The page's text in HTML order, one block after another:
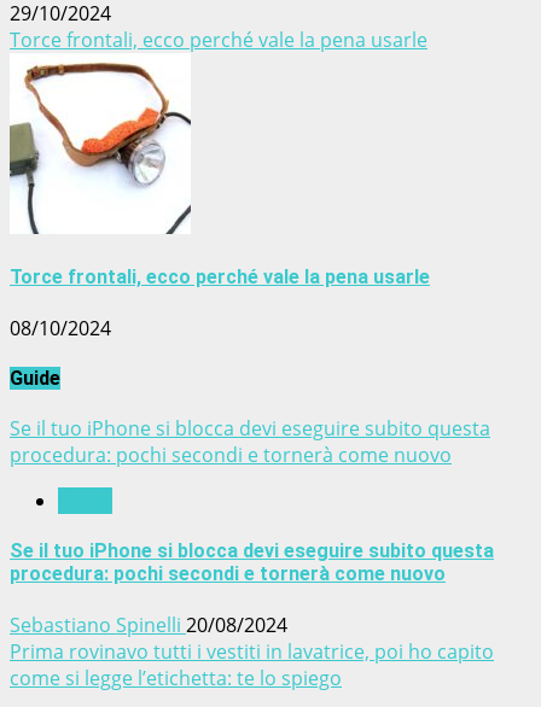
29/10/2024
Torce frontali, ecco perché vale la pena usarle
Torce frontali, ecco perché vale la pena usarle
08/10/2024
Guide
Se il tuo iPhone si blocca devi eseguire subito questa
procedura: pochi secondi e tornerà come nuovo
Se il tuo iPhone si blocca devi eseguire subito questa
procedura: pochi secondi e tornerà come nuovo
Sebastiano Spinelli 20/08/2024
Prima rovinavo tutti i vestiti in lavatrice, poi ho capito
come si legge l’etichetta: te lo spiego